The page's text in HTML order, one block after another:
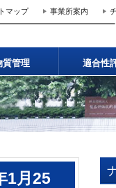
マップ 事業所案内
質管理 適合性
1月25